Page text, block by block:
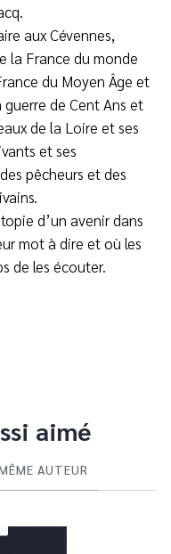
aux Cévennes,
la France du monde
du Moyen Âge et
de Cent Ans et
de la Loire et ses
et ses
pêcheurs et des
d’un avenir dans
mot à dire et où les
de les écouter.
aimé
AUTEUR